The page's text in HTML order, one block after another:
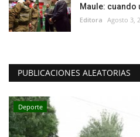
Maule: cuando
Editora Agosto 3,
PUBLICACIONES ALEATORIAS
Deporte